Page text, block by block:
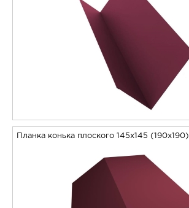
Планка конька плоского 145х145 (190х190)